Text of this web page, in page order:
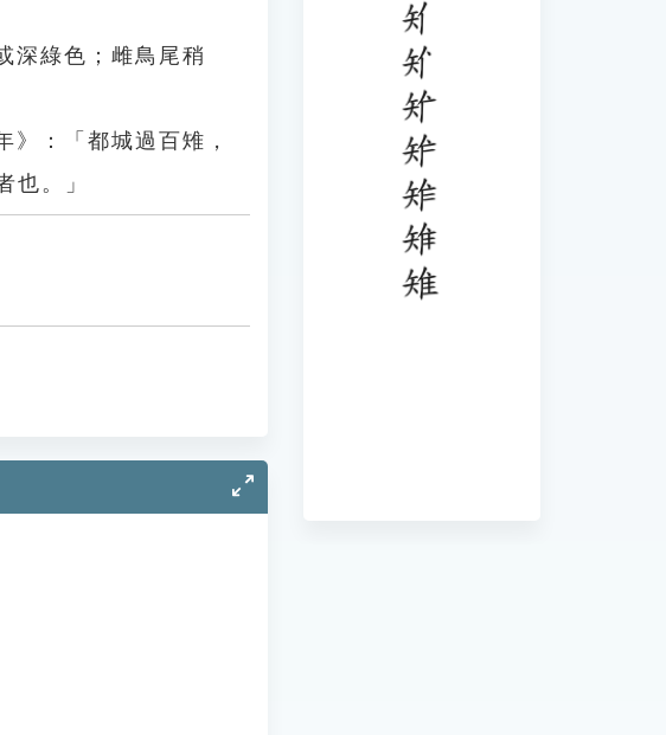
深綠色；雌鳥尾稍
：「都城過百雉，
也。」